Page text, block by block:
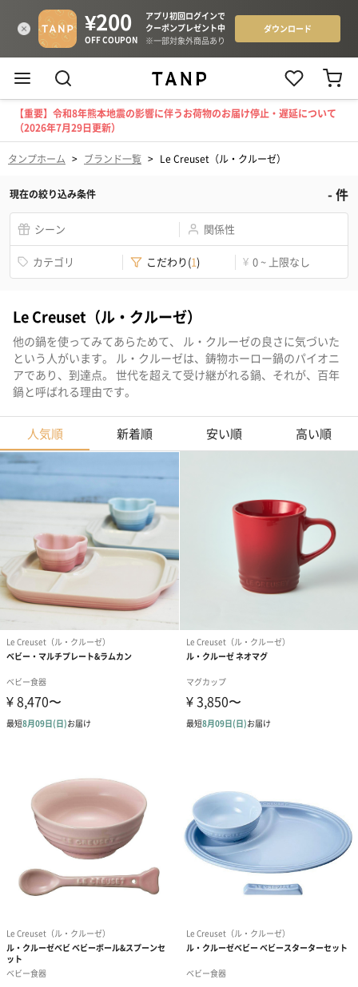
【重要】令和8年熊本地震の影響に伴うお荷物のお届け停止・遅延について
（2026年7月29日更新）
タンプホーム > ブランド一覧 > Le Creuset（ル・クルーゼ）
現在の絞り込み条件 -件
シーン 関係性
カテゴリ こだわり(1) ¥ 0 ~ 上限なし
Le Creuset（ル・クルーゼ）
他の鍋を使ってみてあらためて、 ル・クルーゼの良さに気づいた
という人がいます。 ル・クルーゼは、鋳物ホーロー鍋のパイオニ
アであり、到達点。 世代を超えて受け継がれる鍋、それが、百年
鍋と呼ばれる理由です。
人気順 新着順 安い順 高い順